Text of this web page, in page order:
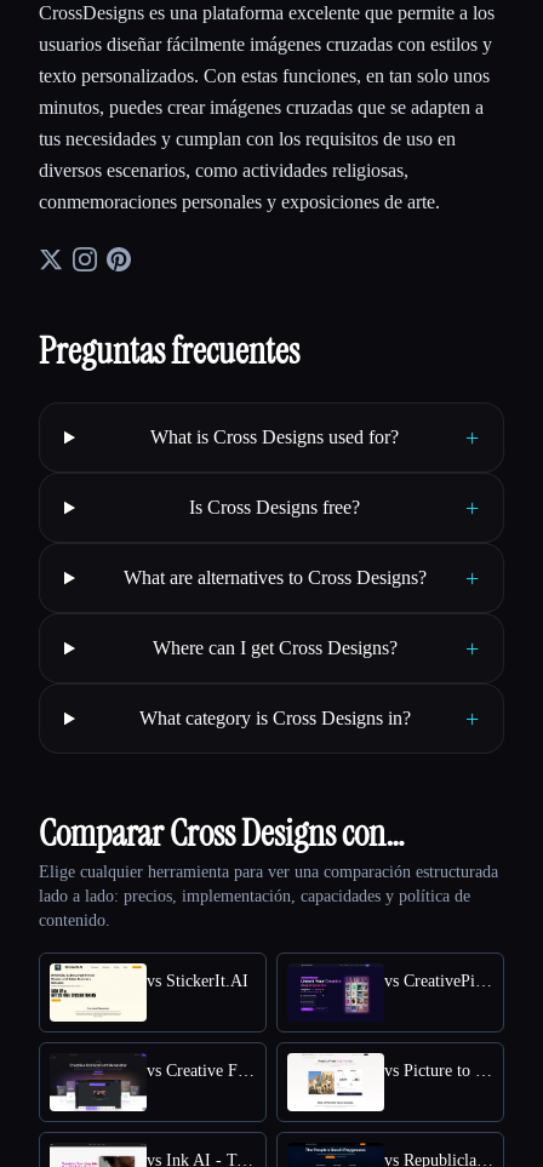
CrossDesigns es una plataforma excelente que permite a los
usuarios diseñar fácilmente imágenes cruzadas con estilos y
texto personalizados. Con estas funciones, en tan solo unos
minutos, puedes crear imágenes cruzadas que se adapten a
tus necesidades y cumplan con los requisitos de uso en
diversos escenarios, como actividades religiosas,
conmemoraciones personales y exposiciones de arte.
Preguntas frecuentes
What is Cross Designs used for? +
Is Cross Designs free? +
What are alternatives to Cross Designs? +
Where can I get Cross Designs? +
What category is Cross Designs in? +
Comparar Cross Designs con…
Elige cualquier herramienta para ver una comparación estructurada
lado a lado: precios, implementación, capacidades y política de
contenido.
vs StickerIt.AI vs CreativePixel
vs Creative Fabrica vs Picture to Drawing
vs Ink AI - Tattoo Generator vs Republiclabs.ai